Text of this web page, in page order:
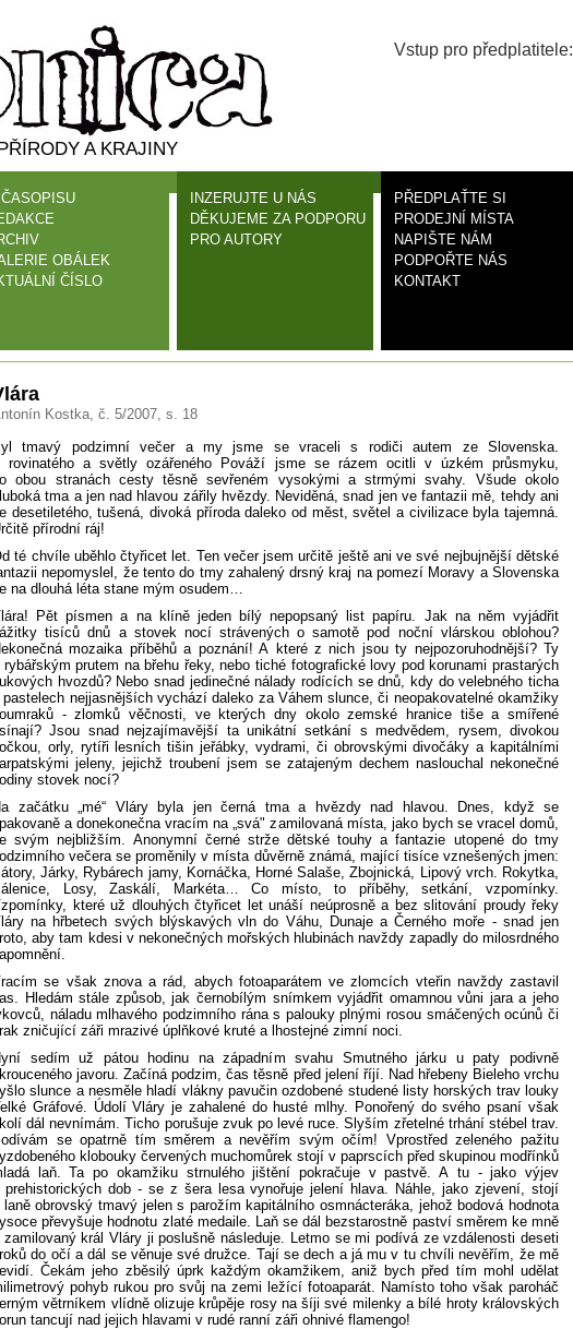
Vstup pro předplatitele:
A KRAJINY
OBÁLEK
ČÍSLO
INZERUJTE U NÁS
DĚKUJEME ZA PODPORU
PRO AUTORY
PŘEDPLAŤTE SI
PRODEJNÍ MÍSTA
NAPIŠTE NÁM
PODPOŘTE NÁS
KONTAKT
Kostka, č. 5/2007, s. 18
tmavý podzimní večer a my jsme se vraceli s rodiči autem ze Slovenska.
rovinatého a světly ozářeného Pováží jsme se rázem ocitli v úzkém průsmyku,
obou stranách cesty těsně sevřeném vysokými a strmými svahy. Všude okolo
tma a jen nad hlavou zářily hvězdy. Neviděná, snad jen ve fantazii mě, tehdy ani
desetiletého, tušená, divoká příroda daleko od měst, světel a civilizace byla tajemná.
přírodní ráj!
té chvíle uběhlo čtyřicet let. Ten večer jsem určitě ještě ani ve své nejbujnější dětské
nepomyslel, že tento do tmy zahalený drsný kraj na pomezí Moravy a Slovenska
na dlouhá léta stane mým osudem…
Pět písmen a na klíně jeden bílý nepopsaný list papíru. Jak na něm vyjádřit
tisíců dnů a stovek nocí strávených o samotě pod noční vlárskou oblohou?
mozaika příběhů a poznání! A které z nich jsou ty nejpozoruhodnější? Ty
rybářským prutem na břehu řeky, nebo tiché fotografické lovy pod korunami prastarých
hvozdů? Nebo snad jedinečné nálady rodících se dnů, kdy do velebného ticha
pastelech nejjasnějších vychází daleko za Váhem slunce, či neopakovatelné okamžiky
- zlomků věčnosti, ve kterých dny okolo zemské hranice tiše a smířené
Jsou snad nejzajímavější ta unikátní setkání s medvědem, rysem, divokou
orly, rytíři lesních tišin jeřábky, vydrami, či obrovskými divočáky a kapitálními
jeleny, jejichž troubení jsem se zatajeným dechem naslouchal nekonečné
stovek nocí?
začátku „mé“ Vláry byla jen černá tma a hvězdy nad hlavou. Dnes, když se
a donekonečna vracím na „svá" zamilovaná místa, jako bych se vracel domů,
svým nejbližším. Anonymní černé strže dětské touhy a fantazie utopené do tmy
večera se proměnily v místa důvěrně známá, mající tisíce vznešených jmen:
Járky, Rybárech jamy, Kornáčka, Horné Salaše, Zbojnická, Lipový vrch. Rokytka,
Losy, Zaskálí, Markéta… Co místo, to příběhy, setkání, vzpomínky.
které už dlouhých čtyřicet let unáší neúprosně a bez slitování proudy řeky
na hřbetech svých blýskavých vln do Váhu, Dunaje a Černého moře - snad jen
aby tam kdesi v nekonečných mořských hlubinách navždy zapadly do milosrdného
se však znova a rád, abych fotoaparátem ve zlomcích vteřin navždy zastavil
Hledám stále způsob, jak černobílým snímkem vyjádřit omamnou vůni jara a jeho
náladu mlhavého podzimního rána s palouky plnými rosou smáčených ocúnů či
zničující záři mrazivé úplňkové kruté a lhostejné zimní noci.
sedím už pátou hodinu na západním svahu Smutného járku u paty podivně
javoru. Začíná podzim, čas těsně před jelení říjí. Nad hřebeny Bieleho vrchu
slunce a nesměle hladí vlákny pavučin ozdobené studené listy horských trav louky
Gráfové. Údolí Vláry je zahalené do husté mlhy. Ponořený do svého psaní však
dál nevnímám. Ticho porušuje zvuk po levé ruce. Slyším zřetelné trhání stébel trav.
se opatrně tím směrem a nevěřím svým očím! Vprostřed zeleného pažitu
klobouky červených muchomůrek stojí v paprscích před skupinou modřínků
laň. Ta po okamžiku strnulého jištění pokračuje v pastvě. A tu - jako výjev
prehistorických dob - se z šera lesa vynořuje jelení hlava. Náhle, jako zjevení, stojí
laně obrovský tmavý jelen s parožím kapitálního osmnácteráka, jehož bodová hodnota
převyšuje hodnotu zlaté medaile. Laň se dál bezstarostně paství směrem ke mně
zamilovaný král Vláry ji poslušně následuje. Letmo se mi podívá ze vzdálenosti deseti
do očí a dál se věnuje své družce. Tají se dech a já mu v tu chvíli nevěřím, že mě
Čekám jeho zběsilý úprk každým okamžikem, aniž bych před tím mohl udělat
pohyb rukou pro svůj na zemi ležící fotoaparát. Namísto toho však paroháč
větrníkem vlídně olizuje krůpěje rosy na šíji své milenky a bílé hroty královských
tancují nad jejich hlavami v rudé ranní záři ohnivé flamengo!